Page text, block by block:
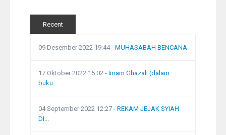
Recent
09 Desember 2022 19:44- MUHASABAH BENCANA
17 Oktober 2022 15:02 - Imam Ghazali (dalam
buku...
04 September 2022 12:27 - REKAM JEJAK SYIAH
DI...